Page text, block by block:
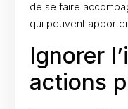
de se faire
qui peuvent
Ignorer
actions